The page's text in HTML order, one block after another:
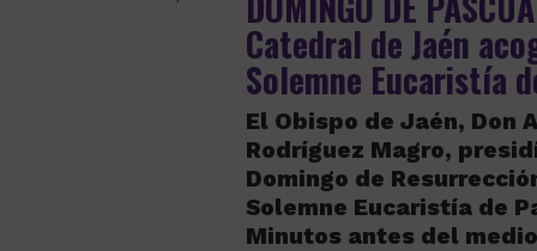
Catedral de Jaén
Solemne Eucaristía
El Obispo de Jaén, Don
Rodríguez Magro,
Domingo de
Solemne Eucaristía de
Minutos antes del